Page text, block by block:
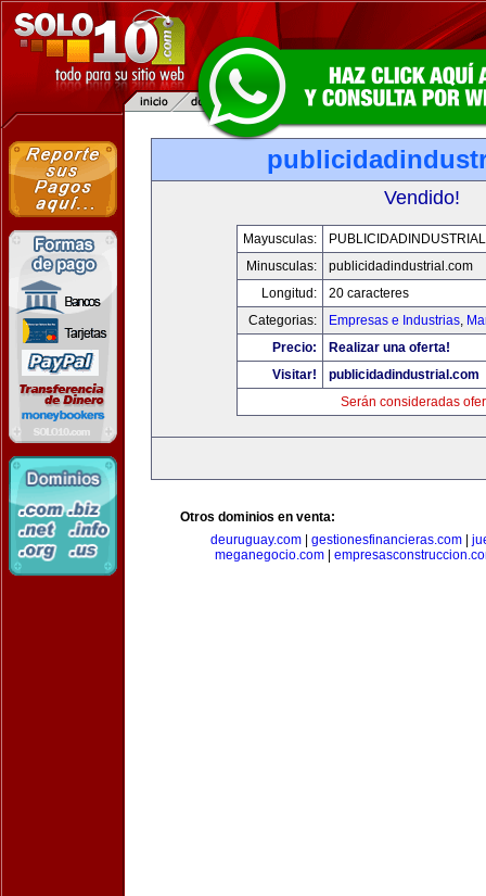
Vendido!
Mayusculas:
Minusculas:
publicidadindustrial.com
Longitud:
20 caracteres
Categorias:
Empresas e Industrias,
Precio:
Realizar una oferta!
Visitar!
publicidadindustrial.com
Serán consideradas
Otros dominios en venta:
deuruguay.com| gestionesfinancieras.com|
meganegocio.com|